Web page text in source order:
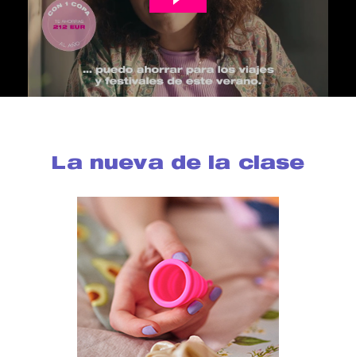
La nueva de la clase